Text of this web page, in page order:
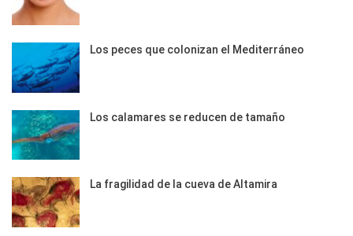
Los peces que colonizan el Mediterráneo
Los calamares se reducen de tamaño
La fragilidad de la cueva de Altamira